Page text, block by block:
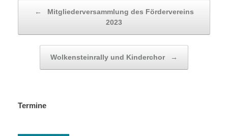
←
Mitgliederversammlung des Fördervereins
2023
Wolkensteinrally und Kinderchor →
Termine